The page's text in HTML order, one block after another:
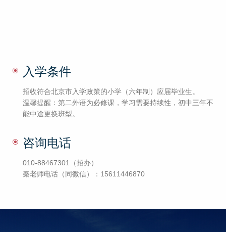
入学条件
招收符合北京市入学政策的小学（六年制）应届毕业生。
温馨提醒：第二外语为必修课，学习需要持续性，初中三年不
能中途更换班型。
咨询电话
010-88467301（招办）
秦老师电话（同微信）：15611446870